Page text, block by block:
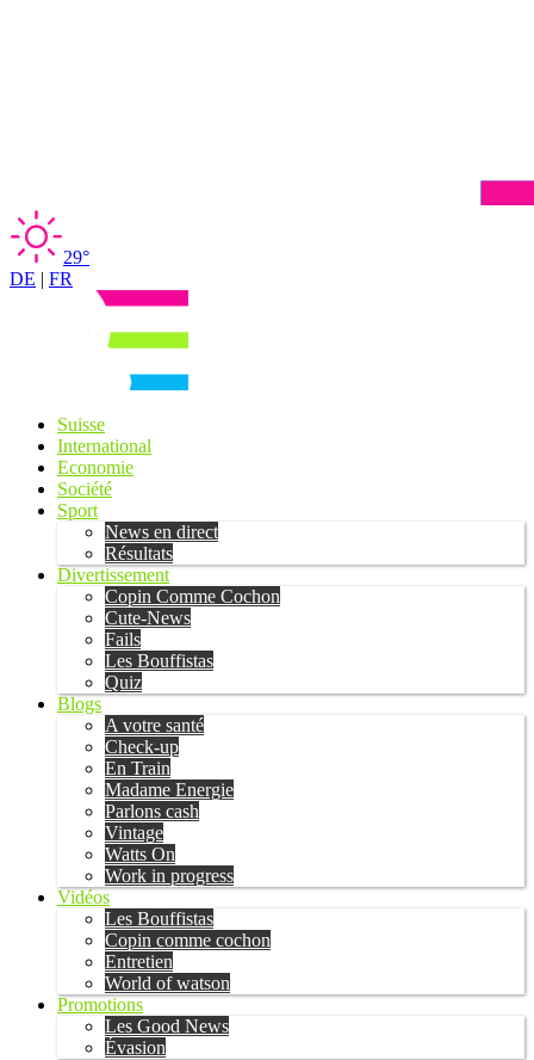
29°
DE | FR
Suisse
International
Economie
Société
Sport
News en direct
Résultats
Divertissement
Copin Comme Cochon
Cute-News
Fails
Les Bouffistas
Quiz
Blogs
A votre santé
Check-up
En Train
Madame Energie
Parlons cash
Vintage
Watts On
Work in progress
Vidéos
Les Bouffistas
Copin comme cochon
Entretien
World of watson
Promotions
Les Good News
Évasion